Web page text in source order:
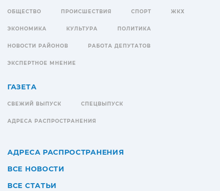
ОБЩЕСТВО ПРОИСШЕСТВИЯ СПОРТ ЖКХ
ЭКОНОМИКА КУЛЬТУРА ПОЛИТИКА
НОВОСТИ РАЙОНОВ РАБОТА ДЕПУТАТОВ
ЭКСПЕРТНОЕ МНЕНИЕ
ГАЗЕТА
СВЕЖИЙ ВЫПУСК СПЕЦВЫПУСК
АДРЕСА РАСПРОСТРАНЕНИЯ
АДРЕСА РАСПРОСТРАНЕНИЯ
ВСЕ НОВОСТИ
ВСЕ СТАТЬИ